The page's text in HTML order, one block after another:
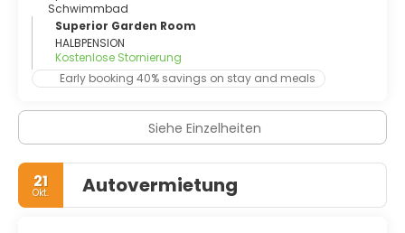
Schwimmbad
Superior Garden Room
HALBPENSION
Kostenlose Stornierung
Early booking 40% savings on stay and meals
Siehe Einzelheiten
21
Okt. Autovermietung